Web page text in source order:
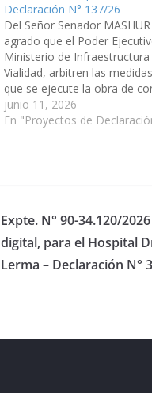
Declaración N° 137/26
Del Señor Senador
agrado que el Poder
Ministerio de
Vialidad, arbitren las
que se ejecute la obra de
vía paralela a la ruta
junio 11, 2026
En "Proyectos de
Expte. N° 90-34.120/
digital, para el Hospital
Lerma – Declaración N°